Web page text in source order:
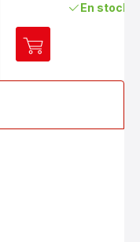
Ajouter
panier
On
En stock